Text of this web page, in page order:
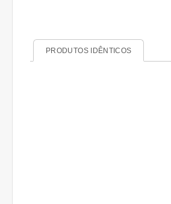
PRODUTOS IDÊNTICOS